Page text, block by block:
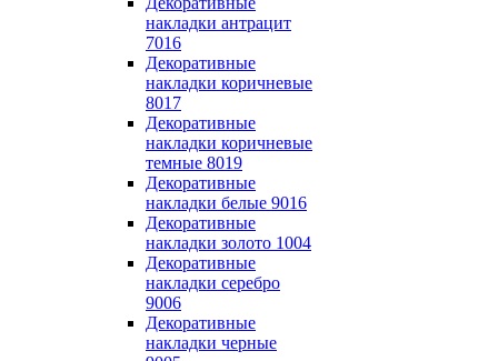
накладки антрацит
7016
Декоративные
накладки коричневые
8017
Декоративные
накладки коричневые
темные 8019
Декоративные
накладки белые 9016
Декоративные
накладки золото 1004
Декоративные
накладки серебро
9006
Декоративные
накладки черные